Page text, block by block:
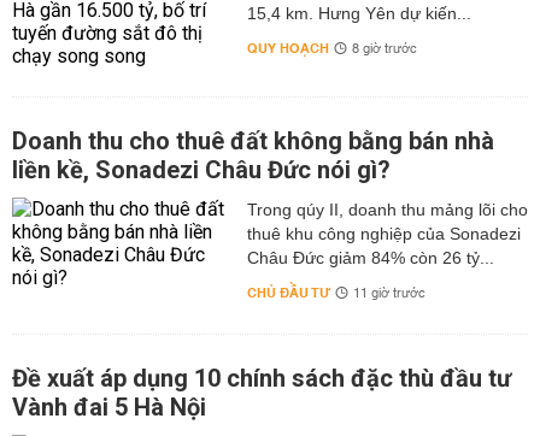
15,4 km. Hưng Yên dự kiến...
QUY HOẠCH 8 giờ trước
Doanh thu cho thuê đất không bằng bán nhà
liền kề, Sonadezi Châu Đức nói gì?
Trong qúy II, doanh thu mảng lõi cho
thuê khu công nghiệp của Sonadezi
Châu Đức giảm 84% còn 26 tỷ...
CHỦ ĐẦU TƯ 11 giờ trước
Đề xuất áp dụng 10 chính sách đặc thù đầu tư
Vành đai 5 Hà Nội